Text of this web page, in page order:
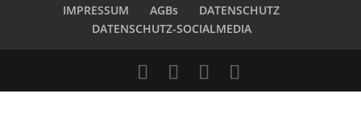
IMPRESSUM AGBs
DATENSCHUTZ
DATENSCHUTZ-SOCIALMEDIA